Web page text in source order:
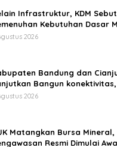
Infrastruktur, KDM Sebut
Kebutuhan Dasar
Fokus APBD Jabar 2027
2026
Bandung dan
Bangun
Ekonomi Daerah
2026
Matangkan Bursa Mineral,
Resmi Dimulai